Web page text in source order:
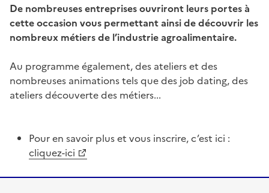
De nombreuses entreprises ouvriront leurs portes à
cette occasion vous permettant ainsi de découvrir les
nombreux métiers de l’industrie agroalimentaire.
Au programme également, des ateliers et des
nombreuses animations tels que des job dating, des
ateliers découverte des métiers...
Pour en savoir plus et vous inscrire, c’est ici :
cliquez-ici